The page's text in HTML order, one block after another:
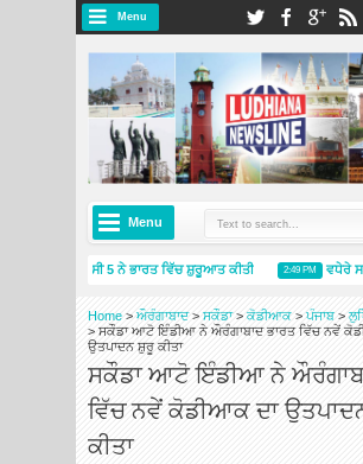
Menu
Menu
ਪ੍ਰਾਈਮੈਸੀ 5 ਨੇ ਭਾਰਤ ਵਿੱਚ ਸ਼ੁਰੂਆਤ ਕੀਤੀ 2:49 PM
ਵਧੇਰੇ
Home > ਔਰੰਗਾਬਾਦ> ਸਕੌਡਾ>ਕੋਡੀਆਕ >ਪੰਜਾਬ >
> ਸਕੌਡਾ ਆਟੋ ਇੰਡੀਆ ਨੇ ਔਰੰਗਾਬਾਦ ਭਾਰਤ ਵਿੱਚ ਨਵੇਂ
ਉਤਪਾਦਨ ਸ਼ੁਰੂ ਕੀਤਾ
ਸਕੌਡਾ ਆਟੋ ਇੰਡੀਆ ਨੇ
ਵਿੱਚ ਨਵੇਂ ਕੋਡੀਆਕ ਦਾ
ਕੀਤਾ